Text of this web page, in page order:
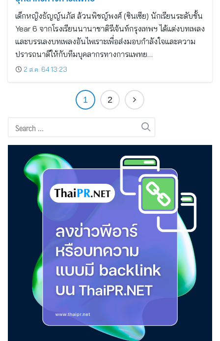
เด็กหญิงธัญญ์นภัส ล้วนพิชญ์พงศ์ (ซินเซีย) นักเรียนระดับชั้น
Year 6 จากโรงเรียนนานาชาติรีเจ้นท์กรุงเทพฯ ได้แต่งบทเพลง
และบรรเลงบทเพลงอันไพเราะเพื่อส่งมอบกำลังใจและความ
ปรารถนาดีให้กับทีมบุคลากรทางการแพทย…
2 ส.ค. 64 13:23
1 2